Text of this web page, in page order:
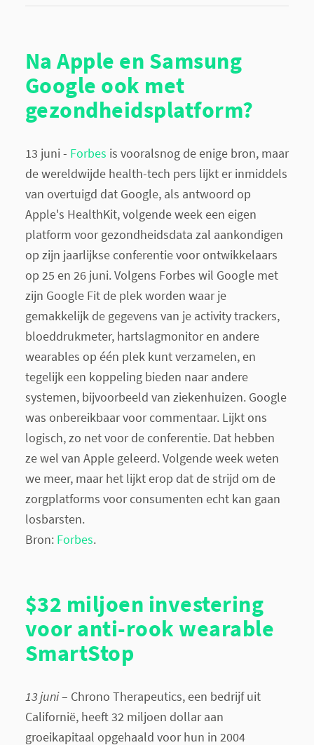
Na Apple en Samsung
Google ook met
gezondheidsplatform?
13 juni - Forbes is vooralsnog de enige bron, maar
de wereldwijde health-tech pers lijkt er inmiddels
van overtuigd dat Google, als antwoord op
Apple's HealthKit, volgende week een eigen
platform voor gezondheidsdata zal aankondigen
op zijn jaarlijkse conferentie voor ontwikkelaars
op 25 en 26 juni. Volgens Forbes wil Google met
zijn Google Fit de plek worden waar je
gemakkelijk de gegevens van je activity trackers,
bloeddrukmeter, hartslagmonitor en andere
wearables op één plek kunt verzamelen, en
tegelijk een koppeling bieden naar andere
systemen, bijvoorbeeld van ziekenhuizen. Google
was onbereikbaar voor commentaar. Lijkt ons
logisch, zo net voor de conferentie. Dat hebben
ze wel van Apple geleerd. Volgende week weten
we meer, maar het lijkt erop dat de strijd om de
zorgplatforms voor consumenten echt kan gaan
losbarsten.
Bron: Forbes.
$32 miljoen investering
voor anti-rook wearable
SmartStop
13 juni– Chrono Therapeutics, een bedrijf uit
Californië, heeft 32 miljoen dollar aan
groeikapitaal opgehaald voor hun in 2004